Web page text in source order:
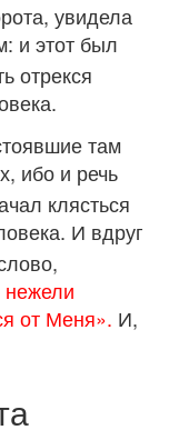
увидела
и этот был
отрекся
там
ибо и речь
клясться
И вдруг
от Меня». И,